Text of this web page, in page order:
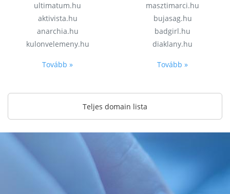
ultimatum.hu
aktivista.hu
anarchia.hu
kulonvelemeny.hu
Tovább »
masztimarci.hu
bujasag.hu
badgirl.hu
diaklany.hu
Tovább »
Teljes domain lista